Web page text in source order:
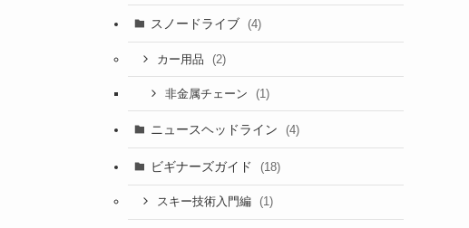
スノードライブ (4)
カー用品 (2)
非金属チェーン (1)
ニュースヘッドライン (4)
ビギナーズガイド (18)
スキー技術入門編 (1)